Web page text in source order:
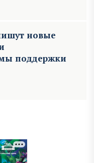
новые
поддержки